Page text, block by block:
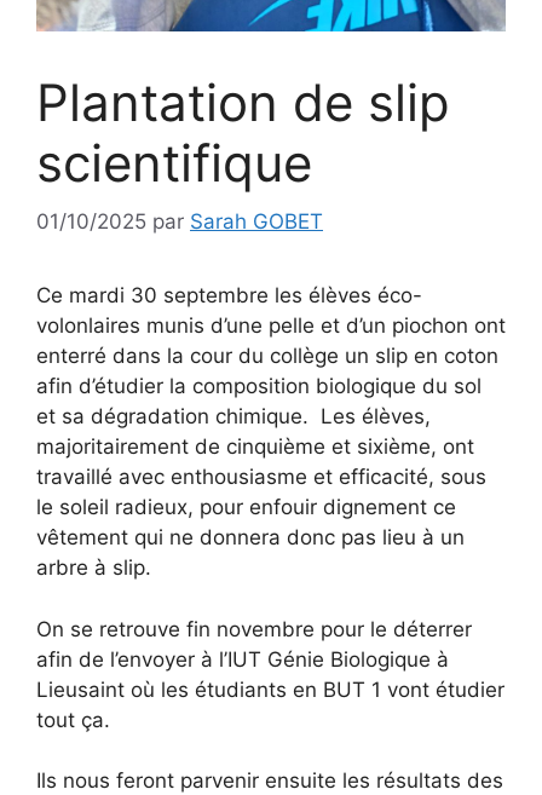
Plantation de slip
scientifique
01/10/2025 par Sarah GOBET
Ce mardi 30 septembre les élèves éco-
volonlaires munis d’une pelle et d’un piochon ont
enterré dans la cour du collège un slip en coton
afin d’étudier la composition biologique du sol
et sa dégradation chimique. Les élèves,
majoritairement de cinquième et sixième, ont
travaillé avec enthousiasme et efficacité, sous
le soleil radieux, pour enfouir dignement ce
vêtement qui ne donnera donc pas lieu à un
arbre à slip.
On se retrouve fin novembre pour le déterrer
afin de l’envoyer à l’IUT Génie Biologique à
Lieusaint où les étudiants en BUT 1 vont étudier
tout ça.
Ils nous feront parvenir ensuite les résultats des